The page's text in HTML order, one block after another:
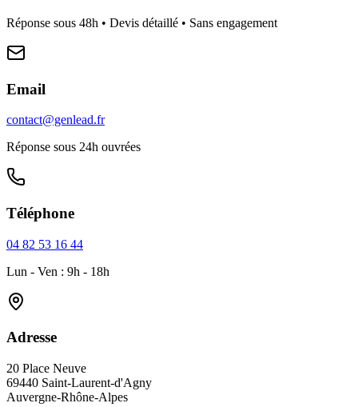
Réponse sous 48h • Devis détaillé • Sans engagement
Email
contact@genlead.fr
Réponse sous 24h ouvrées
Téléphone
04 82 53 16 44
Lun - Ven : 9h - 18h
Adresse
20 Place Neuve
69440 Saint-Laurent-d'Agny
Auvergne-Rhône-Alpes